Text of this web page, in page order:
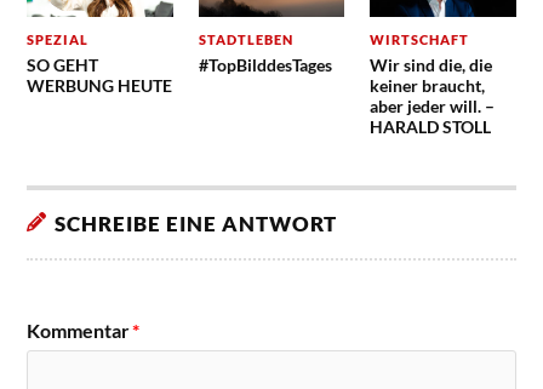
SPEZIAL
SO GEHT
WERBUNG HEUTE
STADTLEBEN
#TopBilddesTages
WIRTSCHAFT
Wir sind die, die
keiner braucht,
aber jeder will. –
HARALD STOLL
SCHREIBE EINE ANTWORT
Kommentar*